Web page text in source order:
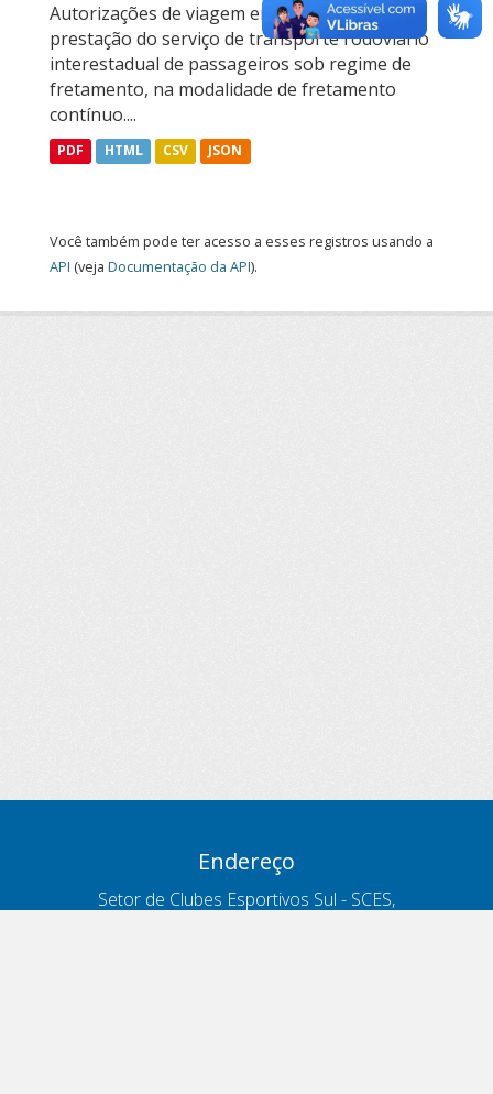
Autorizações de viagem emitidas para a
prestação do serviço de transporte rodoviário
interestadual de passageiros sob regime de
fretamento, na modalidade de fretamento
contínuo....
PDF HTML CSV JSON
Você também pode ter acesso a esses registros usando a
API (veja Documentação da API).
Endereço
Setor de Clubes Esportivos Sul - SCES,